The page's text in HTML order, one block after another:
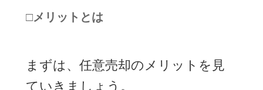
□メリットとは
まずは、任意売却のメリットを見
ていきましょう。